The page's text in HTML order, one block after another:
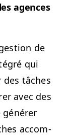
agences
de
qui
des tâch­es
avec des
génér­er
accom­